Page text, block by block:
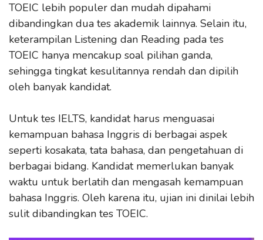
TOEIC lebih populer dan mudah dipahami
dibandingkan dua tes akademik lainnya. Selain itu,
keterampilan Listening dan Reading pada tes
TOEIC hanya mencakup soal pilihan ganda,
sehingga tingkat kesulitannya rendah dan dipilih
oleh banyak kandidat.
Untuk tes IELTS, kandidat harus menguasai
kemampuan bahasa Inggris di berbagai aspek
seperti kosakata, tata bahasa, dan pengetahuan di
berbagai bidang. Kandidat memerlukan banyak
waktu untuk berlatih dan mengasah kemampuan
bahasa Inggris. Oleh karena itu, ujian ini dinilai lebih
sulit dibandingkan tes TOEIC.